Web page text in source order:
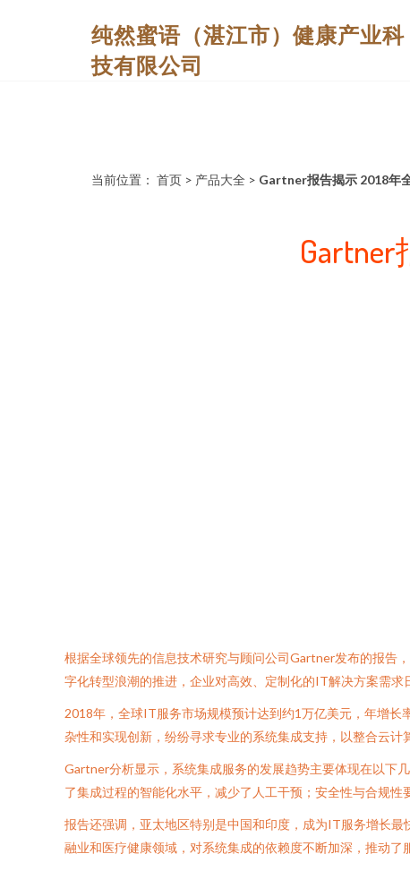
纯然蜜语（湛江市）健康产业科
技有限公司
当前位置： 首页 > 产品大全 > Gartner报告揭示 2018年
根据全球领先的信息技术研究与顾问公司Gartner发布的报告
字化转型浪潮的推进，企业对高效、定制化的IT解决方案需求
2018年，全球IT服务市场规模预计达到约1万亿美元，年增
杂性和实现创新，纷纷寻求专业的系统集成支持，以整合云计
Gartner分析显示，系统集成服务的发展趋势主要体现在以下
了集成过程的智能化水平，减少了人工干预；安全性与合规性
报告还强调，亚太地区特别是中国和印度，成为IT服务增长
融业和医疗健康领域，对系统集成的依赖度不断加深，推动了